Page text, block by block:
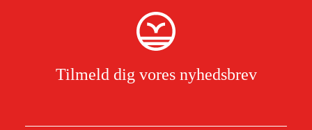
Tilmeld dig vores nyhedsbrev